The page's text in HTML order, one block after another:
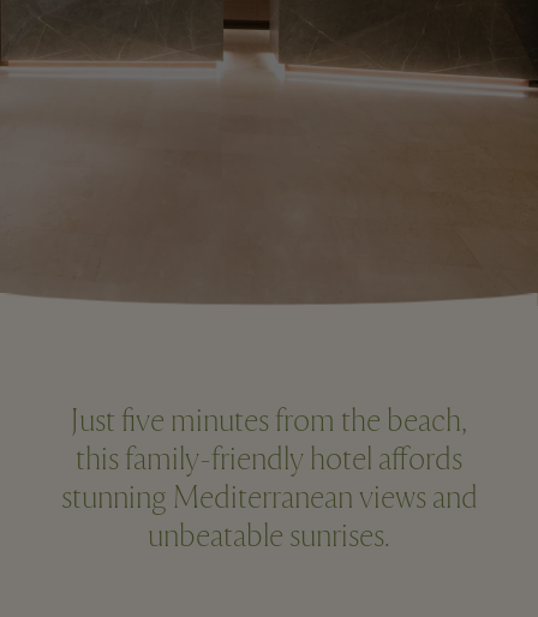
Just five minutes from the beach,
this family-friendly hotel affords
stunning Mediterranean views and
unbeatable sunrises.